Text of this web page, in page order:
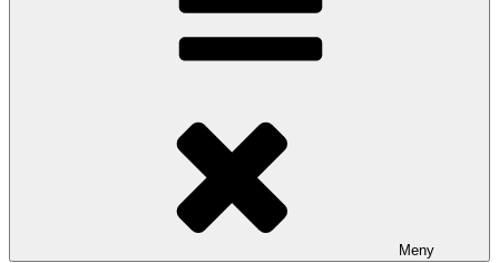
Meny